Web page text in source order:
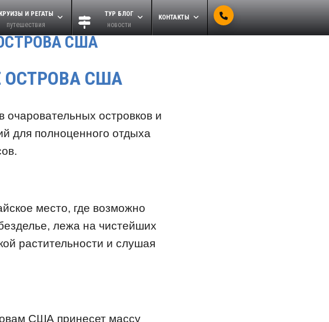
США
ОСТРОВА США
очаровательных островков и
для полноценного отдыха
место, где возможно
лежа на чистейших
растительности и слушая
США принесет массу
КРУИЗЫ И РЕГАТЫ
путешествия
ТУР БЛОГ
новости
КОНТАКТЫ